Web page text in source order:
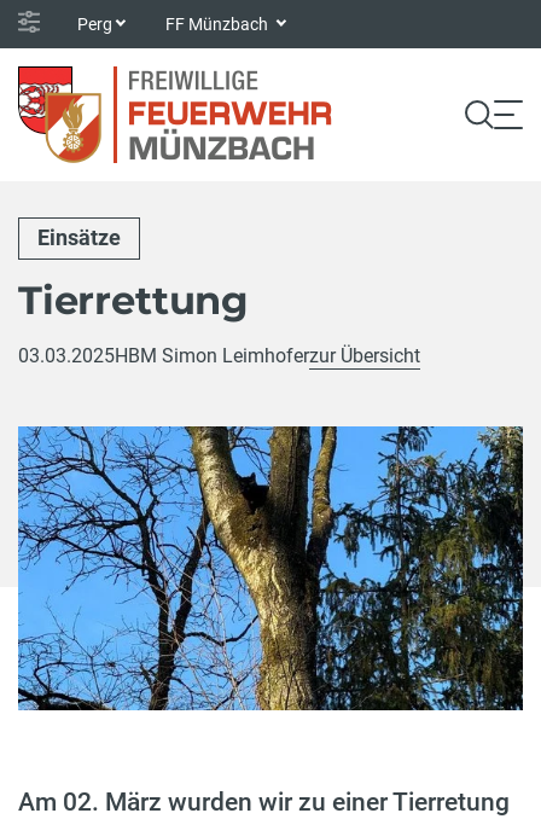
Perg FF Münzbach
Einsätze
Tierrettung
03.03.2025HBM Simon Leimhoferzur Übersicht
Am 02. März wurden wir zu einer Tierretung